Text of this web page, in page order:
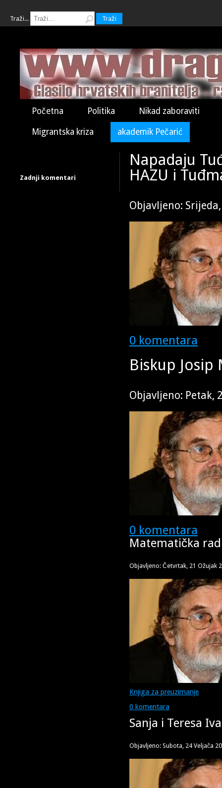
Traži... Traži
Početna Politika Nikad zaboraviti
Migrantska kriza akademik Pečarić
Zadnji komentari
Napadaju
HAZU i
Objavljeno:
0 komentara
Biskup Josip
Objavljeno: Petak,
0 komentara
Matematička
Objavljeno: Četvrtak, 21 Ožujak
Knjiga za preuzimanje
0 komentara
Sanja i Teresa
Objavljeno: Subota, 24 Veljača